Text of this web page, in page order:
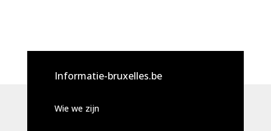
Informatie-bruxelles.be
Wie we zijn